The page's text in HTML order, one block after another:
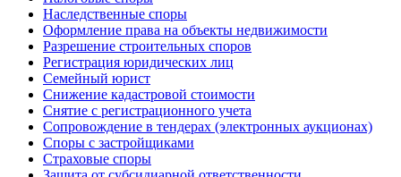
Наследственные споры
Оформление права на объекты недвижимости
Разрешение строительных споров
Регистрация юридических лиц
Семейный юрист
Снижение кадастровой стоимости
Снятие с регистрационного учета
Сопровождение в тендерах (электронных аукционах)
Споры с застройщиками
Страховые споры